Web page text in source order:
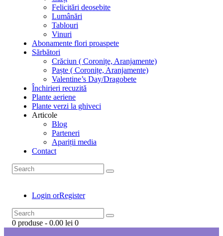
Felicitări deosebite
Lumânări
Tablouri
Vinuri
Abonamente flori proaspete
Sărbători
Crăciun ( Coronițe, Aranjamente)
Paște ( Coronițe, Aranjamente)
Valentine’s Day/Dragobete
Închirieri recuzită
Plante aeriene
Plante verzi la ghiveci
Articole
Blog
Parteneri
Apariții media
Contact
Login orRegister
0 produse - 0.00 lei 0